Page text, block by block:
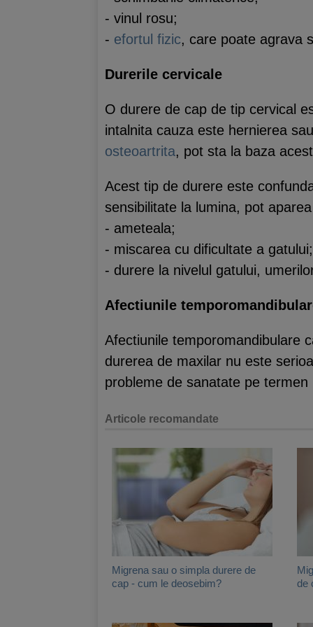
- vinul rosu;
- efortul fizic, care poate agrava
Durerile cervicale
O durere de cap de tip cervical
intalnita cauza este hernierea
osteoartrita, pot sta la baza
Acest tip de durere este
sensibilitate la lumina, pot
- ameteala;
- miscarea cu dificultate a gatului;
- durere la nivelul gatului,
Afectiunile
Afectiunile temporomandibulare
durerea de maxilar nu este
probleme de sanatate pe termen
Articole recomandate
Migrena sau o simpla durere de
cap - cum le deosebim?
de